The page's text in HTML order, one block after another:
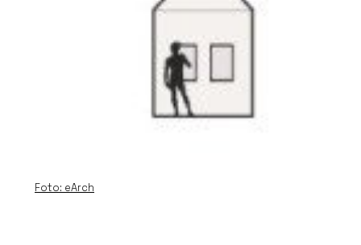
Foto: eArch